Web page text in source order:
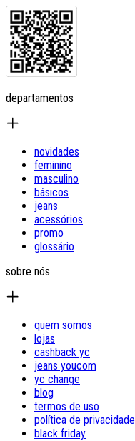
departamentos
novidades
feminino
masculino
básicos
jeans
acessórios
promo
glossário
sobre nós
quem somos
lojas
cashback yc
jeans youcom
yc change
blog
termos de uso
política de privacidade
black friday